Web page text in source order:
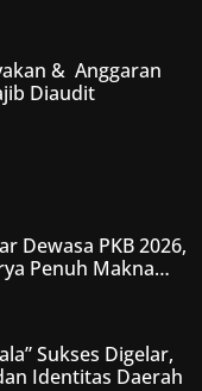
& Anggaran
Diaudit
Dewasa PKB 2026,
Penuh Makna
Sukses Digelar,
Identitas Daerah